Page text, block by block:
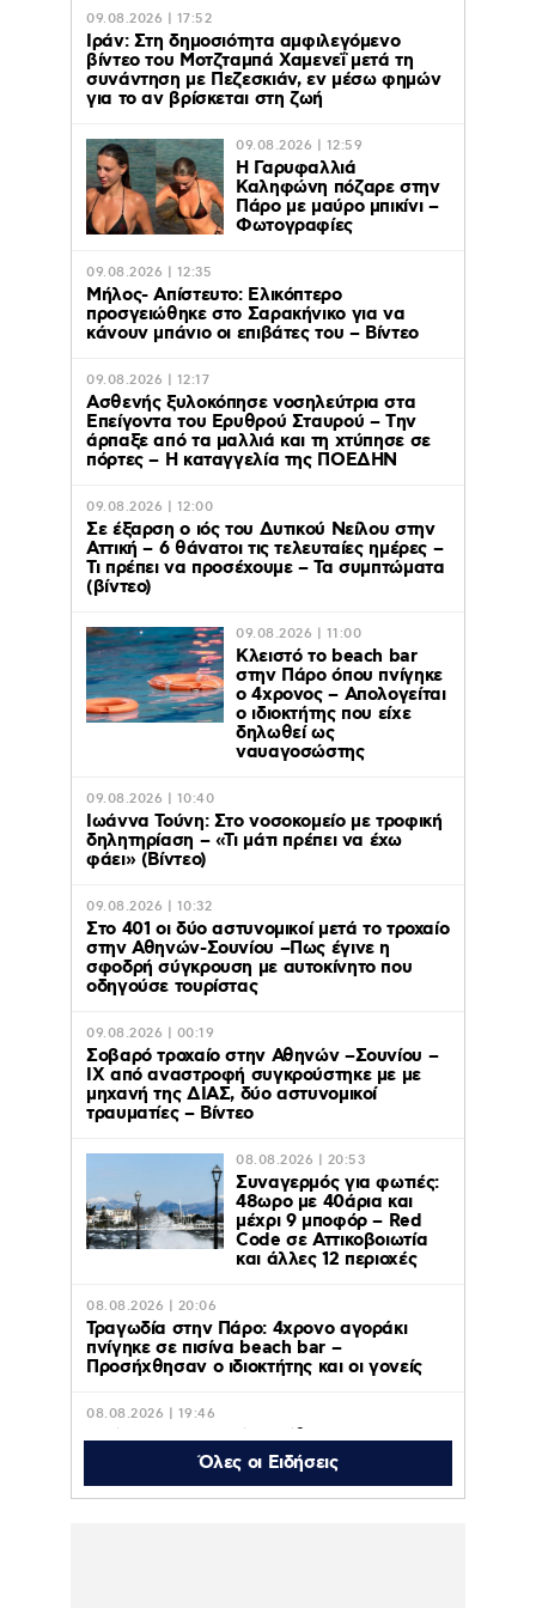
09.08.2026 | 17:52
Ιράν: Στη δημοσιότητα αμφιλεγόμενο
βίντεο του Μοτζταμπά Χαμενεΐ μετά τη
συνάντηση με Πεζεσκιάν, εν μέσω φημών
για το αν βρίσκεται στη ζωή
09.08.2026 | 12:59
Η Γαρυφαλλιά
Καληφώνη πόζαρε στην
Πάρο με μαύρο μπικίνι –
Φωτογραφίες
09.08.2026 | 12:35
Μήλος- Απίστευτο: Ελικόπτερο
προσγειώθηκε στο Σαρακήνικο για να
κάνουν μπάνιο οι επιβάτες του – Βίντεο
09.08.2026 | 12:17
Ασθενής ξυλοκόπησε νοσηλεύτρια στα
Επείγοντα του Ερυθρού Σταυρού – Tην
άρπαξε από τα μαλλιά και τη χτύπησε σε
πόρτες – Η καταγγελία της ΠΟΕΔΗΝ
09.08.2026 | 12:00
Σε έξαρση ο ιός του Δυτικού Νείλου στην
Αττική – 6 θάνατοι τις τελευταίες ημέρες –
Τι πρέπει να προσέχουμε – Τα συμπτώματα
(βίντεο)
09.08.2026 | 11:00
Κλειστό το beach bar
στην Πάρο όπου πνίγηκε
ο 4χρονος – Απολογείται
ο ιδιοκτήτης που είχε
δηλωθεί ως
ναυαγοσώστης
09.08.2026 | 10:40
Ιωάννα Τούνη: Στο νοσοκομείο με τροφική
δηλητηρίαση – «Τι μάτι πρέπει να έχω
φάει» (Βίντεο)
09.08.2026 | 10:32
Στο 401 οι δύο αστυνομικοί μετά το τροχαίο
στην Αθηνών-Σουνίου –Πως έγινε η
σφοδρή σύγκρουση με αυτοκίνητο που
οδηγούσε τουρίστας
09.08.2026 | 00:19
Σοβαρό τροχαίο στην Αθηνών –Σουνίου –
ΙΧ από αναστροφή συγκρούστηκε με με
μηχανή της ΔΙΑΣ, δύο αστυνομικοί
τραυματίες – Βίντεο
08.08.2026 | 20:53
Συναγερμός για φωτιές:
48ωρο με 40άρια και
μέχρι 9 μποφόρ – Red
Code σε Αττικοβοιωτία
και άλλες 12 περιοχές
08.08.2026 | 20:06
Τραγωδία στην Πάρο: 4χρονο αγοράκι
πνίγηκε σε πισίνα beach bar –
Προσήχθησαν ο ιδιοκτήτης και οι γονείς
08.08.2026 | 19:46
Θρήνος για τον Μέσι: Πέθανε στα 68 του
χρόνια ο πατέρας του, Χόρχε – Ήταν ο
μέντορας του και ο ατζέντης του
Όλες οι Ειδήσεις